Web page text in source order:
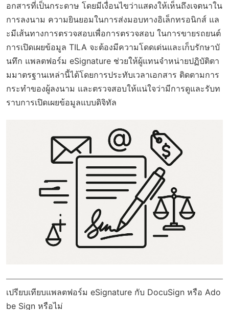
อกสารที่เป็นกระดาษ โดยมีเงื่อนไขว่าแสดงให้เห็นถึงเจตนาใน
การลงนาม ความยินยอมในการส่งมอบทางอิเล็กทรอนิกส์ แล
ะมีเส้นทางการตรวจสอบเพื่อการตรวจสอบ ในการขายรถยนต์
การเปิดเผยข้อมูล TILA จะต้องมีความโดดเด่นและเก็บรักษาบั
นทึก แพลตฟอร์ม eSignature ช่วยให้ผู้แทนจำหน่ายปฏิบัติตา
มมาตรฐานเหล่านี้ได้โดยการประทับเวลาเอกสาร ติดตามการ
กระทำของผู้ลงนาม และตรวจสอบให้แน่ใจว่ามีการดูและรับท
ราบการเปิดเผยข้อมูลแบบดิจิทัล
เปรียบเทียบแพลตฟอร์ม eSignature กับ DocuSign หรือ Ado
be Sign หรือไม่